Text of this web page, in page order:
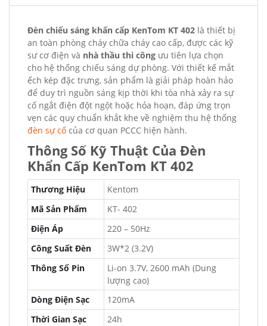
Đèn chiếu sáng khẩn cấp KenTom KT 402 là thiết bị
an toàn phòng cháy chữa cháy cao cấp, được các kỹ
sư cơ điện và nhà thầu thi công ưu tiên lựa chọn
cho hệ thống chiếu sáng dự phòng. Với thiết kế mắt
ếch kép đặc trưng, sản phẩm là giải pháp hoàn hảo
để duy trì nguồn sáng kịp thời khi tòa nhà xảy ra sự
cố ngắt điện đột ngột hoặc hỏa hoạn, đáp ứng trọn
vẹn các quy chuẩn khắt khe về nghiệm thu hệ thống
đèn sự cố của cơ quan PCCC hiện hành.
Thông Số Kỹ Thuật Của Đèn
Khẩn Cấp KenTom KT 402
Thương Hiệu
Kentom
Mã Sản Phẩm
KT- 402
Điện Áp
220 – 50Hz
Công Suất Đèn
3W*2 (3.2V)
Thông Số Pin
Li-on 3.7V, 2600 mAh (Dung
lượng cao)
Dòng Điện Sạc
120mA
Thời Gian Sạc
24h